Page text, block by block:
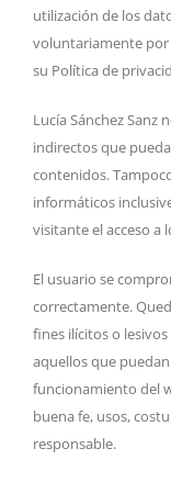
utilización de los
voluntariamente por
su Política de
Lucía Sánchez Sanz
indirectos que
contenidos.
informáticos
visitante el acceso a
El usuario se
correctamente.
fines ilícitos o
aquellos que
funcionamiento del
buena fe, usos,
responsable.